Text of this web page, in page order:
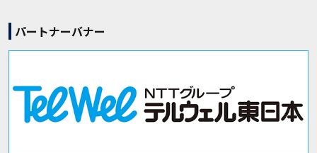
パートナーバナー